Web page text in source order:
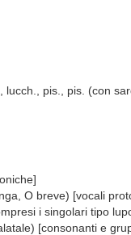
lucch., pis., pis. (con
O breve) [vocali
i singolari tipo
[consonanti e